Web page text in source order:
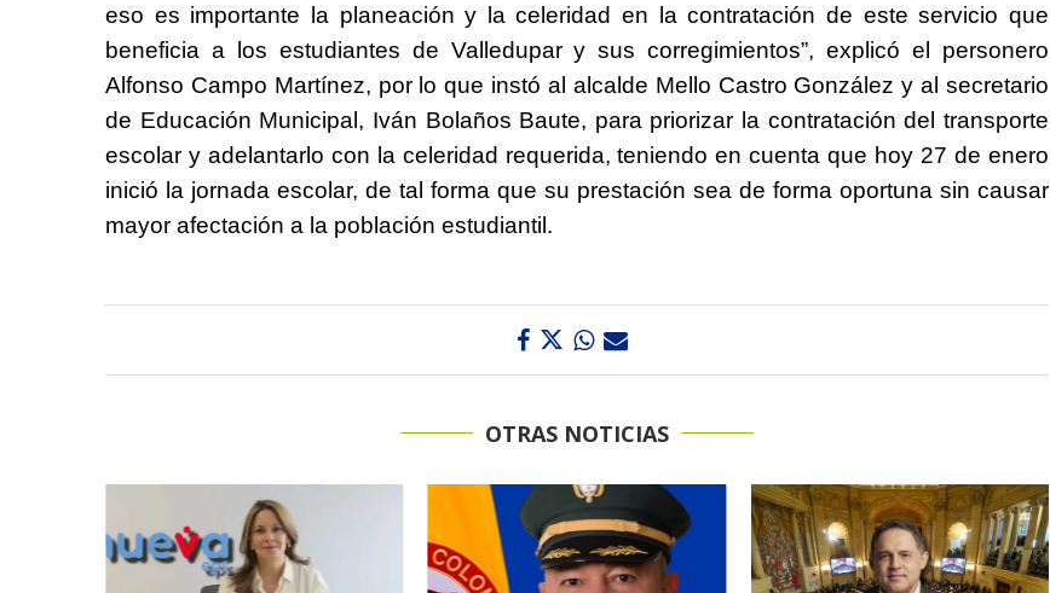
eso es importante la planeación y la celeridad en la contratación de este servicio que
beneficia a los estudiantes de Valledupar y sus corregimientos”, explicó el personero
Alfonso Campo Martínez, por lo que instó al alcalde Mello Castro González y al secretario
de Educación Municipal, Iván Bolaños Baute, para priorizar la contratación del transporte
escolar y adelantarlo con la celeridad requerida, teniendo en cuenta que hoy 27 de enero
inició la jornada escolar, de tal forma que su prestación sea de forma oportuna sin causar
mayor afectación a la población estudiantil.
OTRAS NOTICIAS